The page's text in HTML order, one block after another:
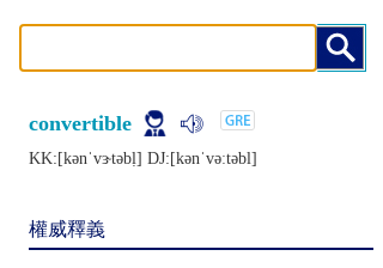
convertible
KK:[kǝnˈvɝtǝbḷ] DJ:[kǝnˈvǝːtǝbl]
權威釋義